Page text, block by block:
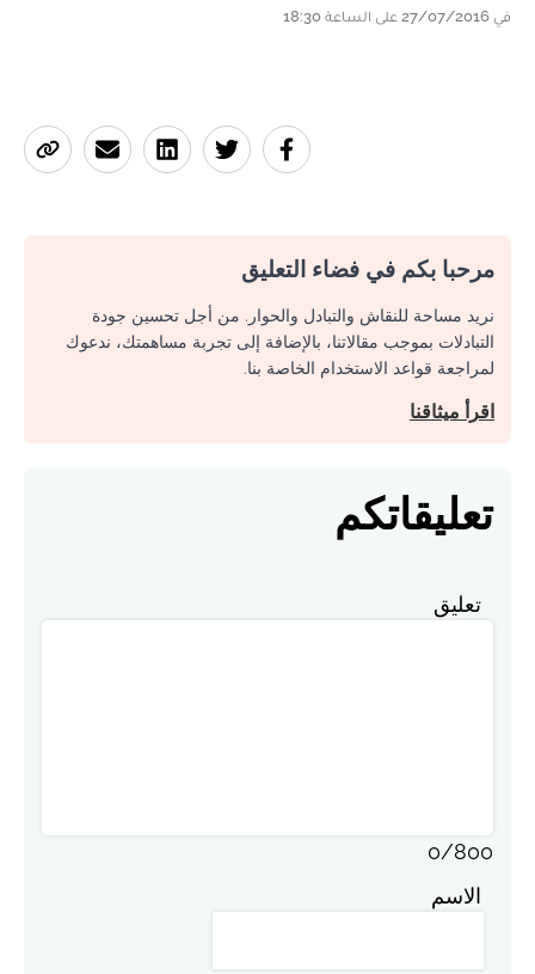
في 27/07/2016 على الساعة 18:30
مرحبا بكم في فضاء التعليق
نريد مساحة للنقاش والتبادل والحوار. من أجل تحسين جودة
التبادلات بموجب مقالاتنا، بالإضافة إلى تجربة مساهمتك، ندعوك
لمراجعة قواعد الاستخدام الخاصة بنا.
اقرأ ميثاقنا
تعليقاتكم
تعليق
0/800
الاسم